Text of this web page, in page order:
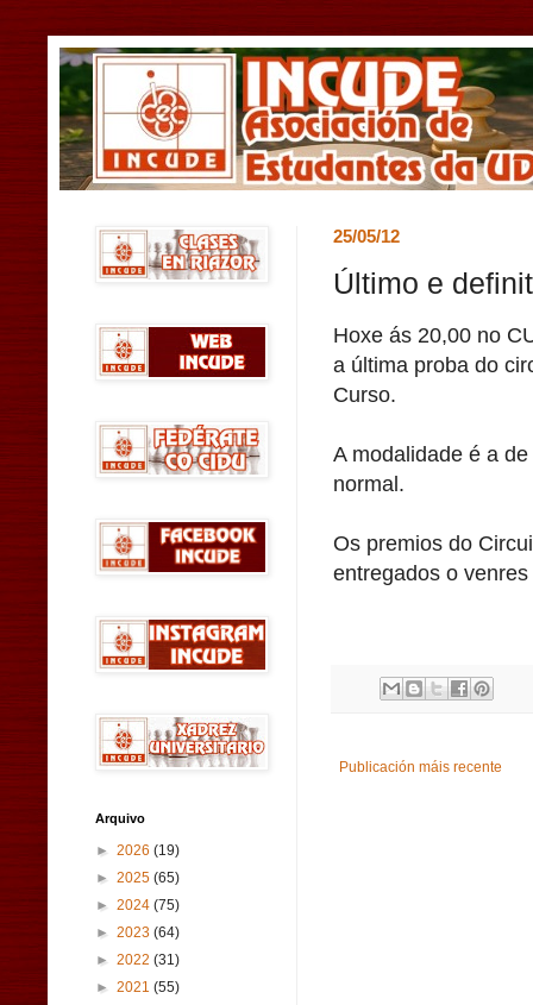
25/05/12
Último e
Hoxe ás 20,00 no
a última proba do
Curso.
A modalidade é a
normal.
Os premios do
entregados o
Publicación máis recente
Arquivo
► 2026 (19)
► 2025 (65)
► 2024 (75)
► 2023 (64)
► 2022 (31)
► 2021 (55)